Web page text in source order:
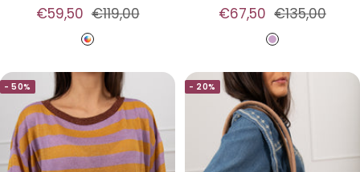
Prezzo
€59,50 Prezzo
regolare
€119,00
M
u
t
i
c
Prezzo
€67,50 Prezzo
regolare
€135,00
L
i
l
l
a
- 50% - 20%